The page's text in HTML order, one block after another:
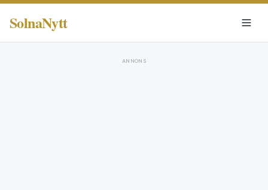
SolnaNytt
ANNONS